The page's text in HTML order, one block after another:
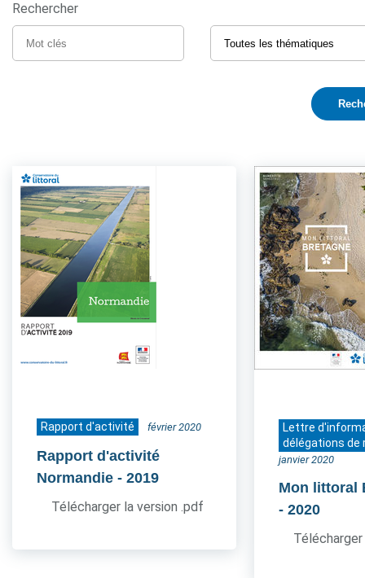
Rechercher
Rapport d'activité février 2020
Rapport d'activité
Normandie - 2019
Télécharger la version .pdf
Lettre
délégations de
janvier 2020
Mon littoral
- 2020